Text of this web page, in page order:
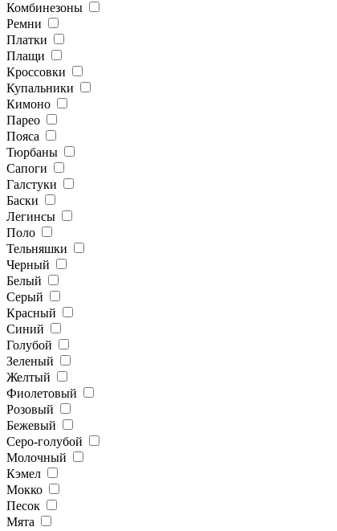
Комбинезоны
Ремни
Платки
Плащи
Кроссовки
Купальники
Кимоно
Парео
Пояса
Тюрбаны
Сапоги
Галстуки
Баски
Легинсы
Поло
Тельняшки
Черный
Белый
Серый
Красный
Синий
Голубой
Зеленый
Желтый
Фиолетовый
Розовый
Бежевый
Серо-голубой
Молочный
Кэмел
Мокко
Песок
Мята